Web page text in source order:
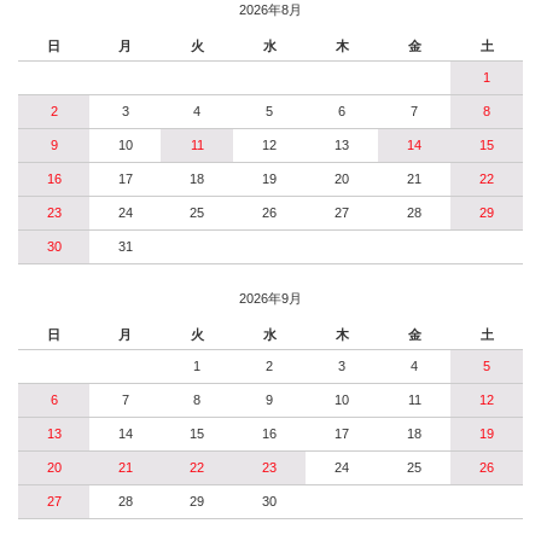
2026年8月
日 月 火 水 木 金 土
1
2 3 4 5 6 7 8
9 10 11 12 13 14 15
16 17 18 19 20 21 22
23 24 25 26 27 28 29
30 31
2026年9月
日 月 火 水 木 金 土
1 2 3 4 5
6 7 8 9 10 11 12
13 14 15 16 17 18 19
20 21 22 23 24 25 26
27 28 29 30